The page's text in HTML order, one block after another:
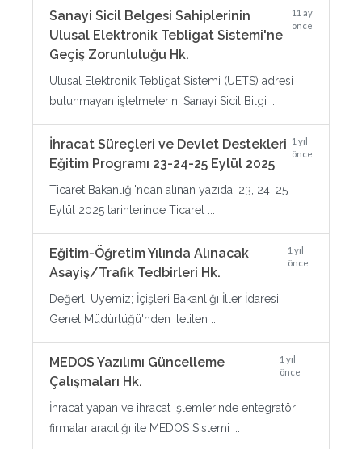
Sanayi Sicil Belgesi Sahiplerinin
Ulusal Elektronik Tebligat Sistemi'ne
Geçiş Zorunluluğu Hk.
11 ay
önce
Ulusal Elektronik Tebligat Sistemi (UETS) adresi
bulunmayan işletmelerin, Sanayi Sicil Bilgi ...
İhracat Süreçleri ve Devlet Destekleri
Eğitim Programı 23-24-25 Eylül 2025
1 yıl
önce
Ticaret Bakanlığı'ndan alınan yazıda, 23, 24, 25
Eylül 2025 tarihlerinde Ticaret ...
Eğitim-Öğretim Yılında Alınacak
Asayiş/Trafik Tedbirleri Hk.
1 yıl
önce
Değerli Üyemiz; İçişleri Bakanlığı İller İdaresi
Genel Müdürlüğü'nden iletilen ...
MEDOS Yazılımı Güncelleme
Çalışmaları Hk.
1 yıl
önce
İhracat yapan ve ihracat işlemlerinde entegratör
firmalar aracılığı ile MEDOS Sistemi ...